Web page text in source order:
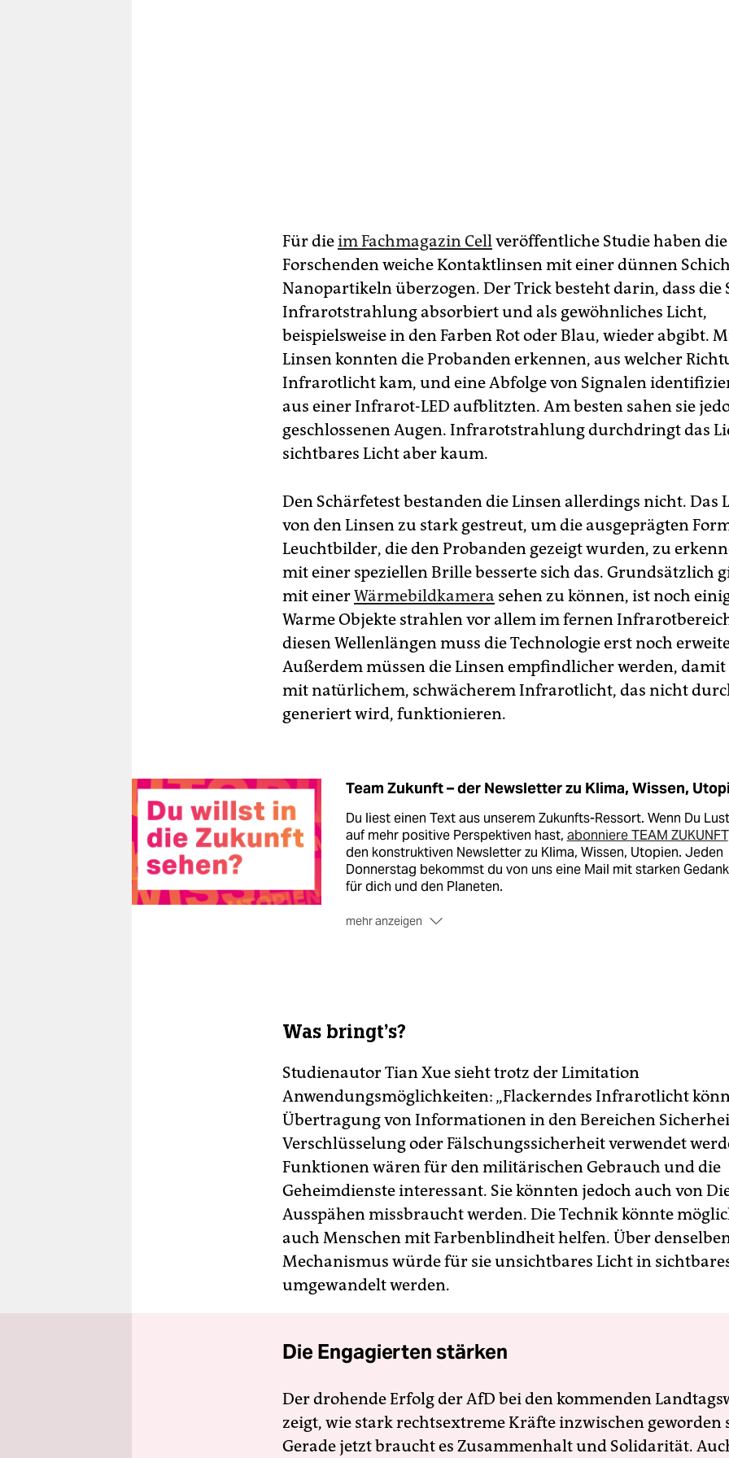
Für dieim Fachmagazin Cellveröffentliche Studie haben die
Forschenden weiche Kontaktlinsen mit einer dünnen
Nanopartikeln überzogen. Der Trick besteht darin, dass die
Infrarotstrahlung absorbiert und als gewöhnliches Licht,
beispielsweise in den Farben Rot oder Blau, wieder abgibt.
Linsen konnten die Probanden erkennen, aus welcher
Infrarotlicht kam, und eine Abfolge von Signalen
aus einer Infrarot-LED aufblitzten. Am besten sahen sie
geschlossenen Augen. Infrarotstrahlung durchdringt das
sichtbares Licht aber kaum.
Den Schärfetest bestanden die Linsen allerdings nicht. Das
von den Linsen zu stark gestreut, um die ausgeprägten
Leuchtbilder, die den Probanden gezeigt wurden, zu
mit einer speziellen Brille besserte sich das. Grundsätzlich
mit einerWärmebildkamera sehen zu können, ist noch
Warme Objekte strahlen vor allem im fernen
diesen Wellenlängen muss die Technologie erst noch
Außerdem müssen die Linsen empfindlicher werden, damit
mit natürlichem, schwächerem Infrarotlicht, das nicht
generiert wird, funktionieren.
Team Zukunft – der Newsletter zu Klima, Wissen,
Du liest einen Text aus unserem Zukunfts-Ressort. Wenn Du Lust
auf mehr positive Perspektiven hast, abonniere TEAM ZUKUNFT
den konstruktiven Newsletter zu Klima, Wissen, Utopien. Jeden
Donnerstag bekommst du von uns eine Mail mit starken
für dich und den Planeten.
mehr anzeigen
Was bringt’s?
Studienautor Tian Xue sieht trotz der Limitation
Anwendungsmöglichkeiten: „Flackerndes Infrarotlicht
Übertragung von Informationen in den Bereichen
Verschlüsselung oder Fälschungssicherheit verwendet
Funktionen wären für den militärischen Gebrauch und die
Geheimdienste interessant. Sie könnten jedoch auch von
Ausspähen missbraucht werden. Die Technik könnte
auch Menschen mit Farbenblindheit helfen. Über
Mechanismus würde für sie unsichtbares Licht in
umgewandelt werden.
Die Engagierten stärken
Der drohende Erfolg der AfD bei den kommenden
zeigt, wie stark rechtsextreme Kräfte inzwischen geworden
Gerade jetzt braucht es Zusammenhalt und Solidarität.